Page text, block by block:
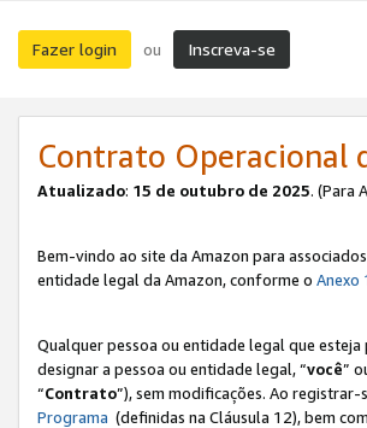
Fazer login ou Inscreva-se
Contrato Operacional
Atualizado: 15 de outubro de 2025. (Para
Bem-vindo ao site da Amazon para associados
entidade legal da Amazon, conforme o Anexo
Qualquer pessoa ou entidade legal que
designar a pessoa ou entidade legal, “você”
“Contrato”), sem modificações. Ao
Programa (definidas na Cláusula 12), bem